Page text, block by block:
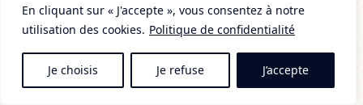
En cliquant sur « J'accepte », vous consentez à notre
utilisation des cookies. Politique de confidentialité
Je choisis Je refuse J’accepte